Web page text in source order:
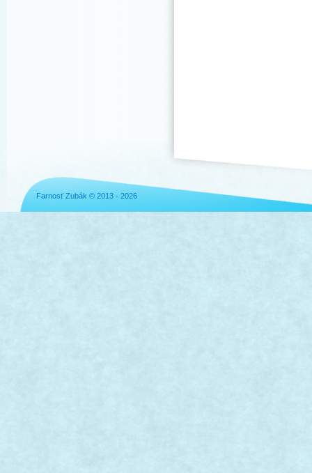
Farnosť Zubák © 2013 - 2026